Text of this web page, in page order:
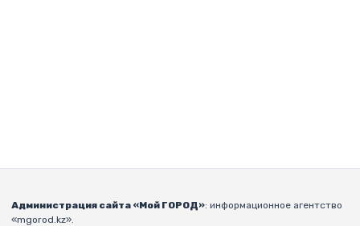
Администрация сайта «Мой ГОРОД»: информационное агентство
«mgorod.kz».